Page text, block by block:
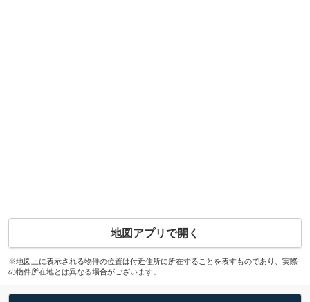
地図アプリで開く
※地図上に表示される物件の位置は付近住所に所在することを表すものであり、実際
の物件所在地とは異なる場合がございます。